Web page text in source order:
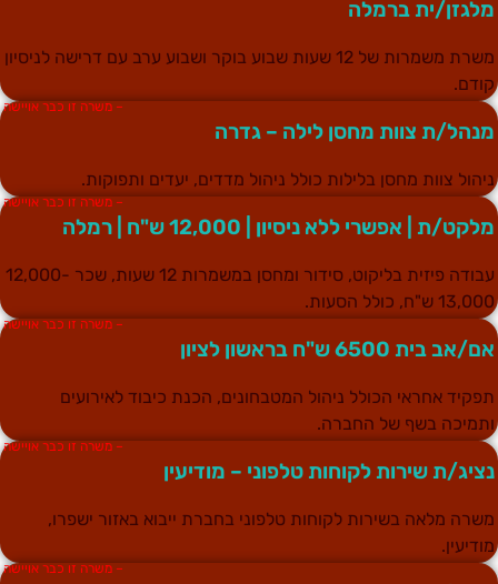
ית ברמלה
משרת משמרות של 12 שעות שבוע בוקר ושבוע ערב עם דרישה לניסיון
– משרה זו כבר אויישה
ת צוות מחסן לילה – גדרה
צוות מחסן בלילות כולל ניהול מדדים, יעדים ותפוקות.
– משרה זו כבר אויישה
ת | אפשרי ללא ניסיון | 12,000 ש"ח | רמלה
עבודה פיזית בליקוט, סידור ומחסן במשמרות 12 שעות, שכר 12,000-
ש"ח, כולל הסעות.
– משרה זו כבר אויישה
אב בית 6500 ש"ח בראשון לציון
אחראי הכולל ניהול המטבחונים, הכנת כיבוד לאירועים
בשף של החברה.
– משרה זו כבר אויישה
ת שירות לקוחות טלפוני – מודיעין
מלאה בשירות לקוחות טלפוני בחברת ייבוא באזור ישפרו,
– משרה זו כבר אויישה